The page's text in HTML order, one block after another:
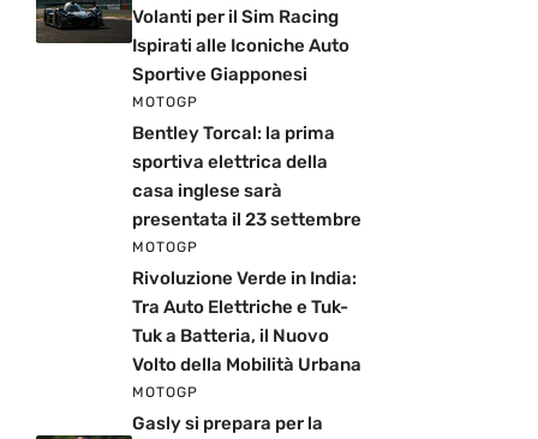
Volanti per il Sim Racing
Ispirati alle Iconiche Auto
Sportive Giapponesi
MOTOGP
Bentley Torcal: la prima
sportiva elettrica della
casa inglese sarà
presentata il 23 settembre
MOTOGP
Rivoluzione Verde in India:
Tra Auto Elettriche e Tuk-
Tuk a Batteria, il Nuovo
Volto della Mobilità Urbana
MOTOGP
Gasly si prepara per la